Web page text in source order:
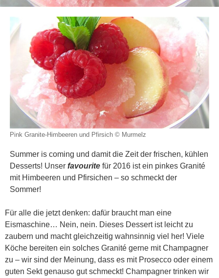
Pink Granite-Himbeeren und Pfirsich © Murmelz
Summer is coming und damit die Zeit der frischen, kühlen
Desserts! Unser favourite für 2016 ist ein pinkes Granité
mit Himbeeren und Pfirsichen – so schmeckt der
Sommer!
Für alle die jetzt denken: dafür braucht man eine
Eismaschine… Nein, nein. Dieses Dessert ist leicht zu
zaubern und macht gleichzeitig wahnsinnig viel her! Viele
Köche bereiten ein solches Granité gerne mit Champagner
zu – wir sind der Meinung, dass es mit Prosecco oder einem
guten Sekt genauso gut schmeckt! Champagner trinken wir